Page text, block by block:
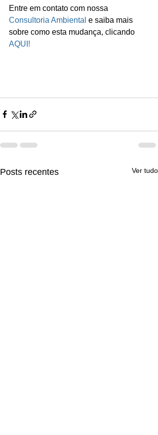
Entre em contato com nossa
Consultoria Ambiental e saiba mais
sobre como esta mudança, clicando
AQUI!
Posts recentes Ver tudo